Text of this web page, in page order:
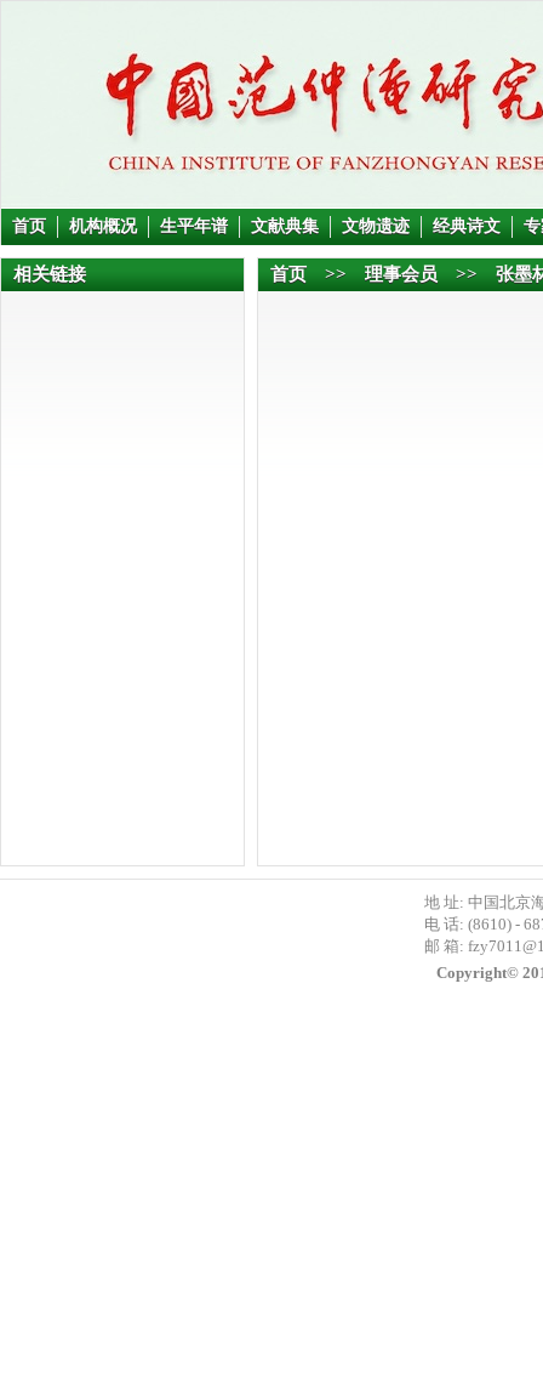
首页 机构概况 生平年谱 文献典集 文物遗迹 经典诗文
相关链接 首页 >> 理事会员 >> 张墨
地 址: 中国北京
电 话: (8610) -
邮 箱:
Copyright©